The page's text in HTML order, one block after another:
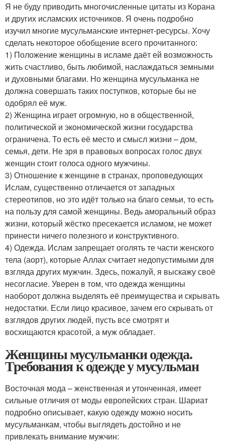
Я не буду приводить многочисленные цитаты из Корана
и других исламских источников. Я очень подробно
изучил многие мусульманские интернет-ресурсы. Хочу
сделать некоторое обобщение всего прочитанного:
1) Положение женщины в исламе даёт ей возможность
жить счастливо, быть любимой, наслаждаться земными
и духовными благами. Но женщина мусульманка не
должна совершать таких поступков, которые бы не
одобрял её муж.
2) Женщина играет огромную, но в общественной,
политической и экономической жизни государства
ограничена. То есть её место и смысл жизни – дом,
семья, дети. Не зря в правовых вопросах голос двух
женщин стоит голоса одного мужчины.
3) Отношение к женщине в странах, проповедующих
Ислам, существенно отличается от западных
стереотипов, но это идёт только на благо семьи, то есть
на пользу для самой женщины. Ведь аморальный образ
жизни, который жёстко пресекается исламом, не может
принести ничего полезного и конструктивного.
4) Одежда. Ислам запрещает оголять те части женского
тела (аорт), которые Аллах считает недопустимыми для
взгляда других мужчин. Здесь, пожалуй, я выскажу своё
несогласие. Уверен в том, что одежда женщины
наоборот должна выделять её преимущества и скрывать
недостатки. Если лицо красивое, зачем его скрывать от
взглядов других людей, пусть все смотрят и
восхищаются красотой, а муж обладает.
Женщины мусульманки одежда.
Требования к одежде у мусульман
Восточная мода – женственная и утонченная, имеет
сильные отличия от моды европейских стран. Шариат
подробно описывает, какую одежду можно носить
мусульманкам, чтобы выглядеть достойно и не
привлекать внимание мужчин: